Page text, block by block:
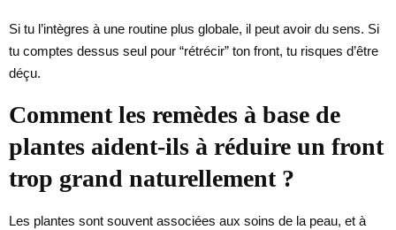
Si tu l’intègres à une routine plus globale, il peut avoir du sens. Si
tu comptes dessus seul pour “rétrécir” ton front, tu risques d’être
déçu.
Comment les remèdes à base de
plantes aident-ils à réduire un front
trop grand naturellement ?
Les plantes sont souvent associées aux soins de la peau, et à